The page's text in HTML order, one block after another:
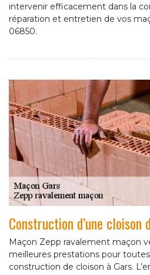
intervenir efficacement dans la
réparation et entretien de vos
06850.
Construction d’une
Maçon Zepp ravalement maçon
meilleures prestations pour
construction de cloison à Gars.